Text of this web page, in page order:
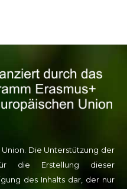
Die Unterstützung der
die Erstellung dieser
des Inhalts dar, der nur